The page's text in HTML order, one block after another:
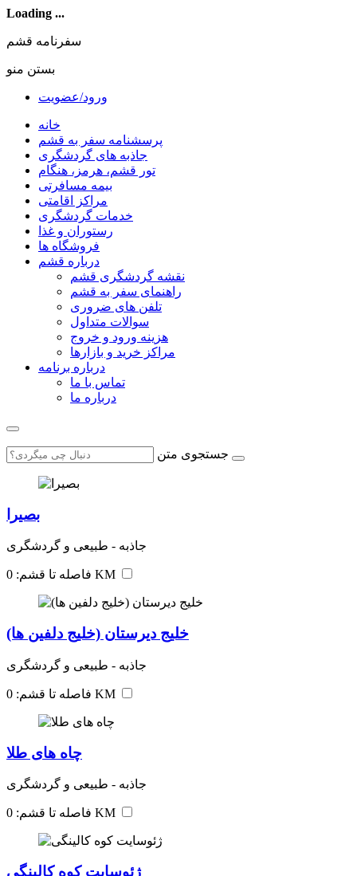
Loading ...
سفرنامه قشم
بستن منو
ورود/عضویت
خانه
پرسشنامه سفر به قشم
جاذبه های گردشگری
تور قشم، هرمز، هنگام
بیمه مسافرتی
مراکز اقامتی
خدمات گردشگری
رستوران و غذا
فروشگاه ها
درباره قشم
نقشه گردشگری قشم
راهنمای سفر به قشم
تلفن های ضروری
سوالات متداول
هزینه ورود و خروج
مراکز خرید و بازارها
درباره برنامه
تماس با ما
درباره ما
جستجوی متن
بصیرا
جاذبه - طبیعی و گردشگری
فاصله تا قشم: 0 KM
خلیج دیرستان (خلیج دلفین ها)
جاذبه - طبیعی و گردشگری
فاصله تا قشم: 0 KM
چاه های طلا
جاذبه - طبیعی و گردشگری
فاصله تا قشم: 0 KM
ژئوسایت کوه کالینگی